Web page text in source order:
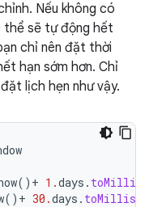
Nếu không có
thể sẽ tự động hết
chỉ nên đặt thời
hạn sớm hơn. Chỉ
lịch hẹn như vậy.
() + 1.days . toMillis
() + 30.days . toMillis